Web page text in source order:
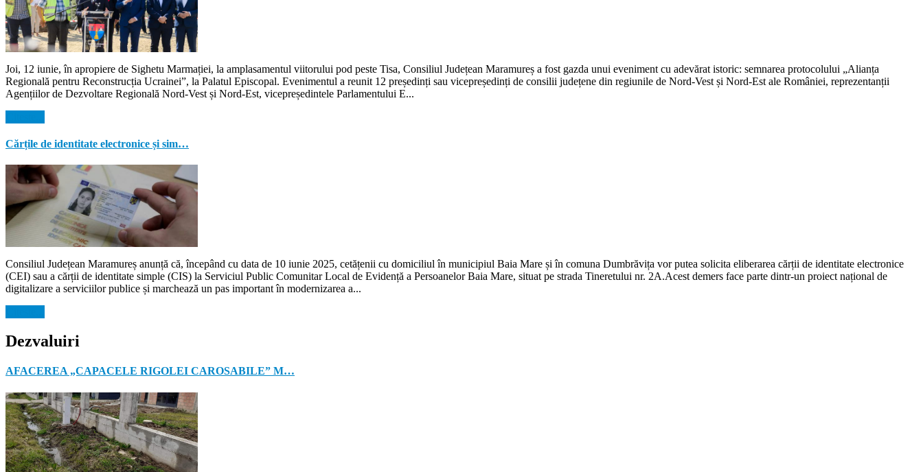
Joi, 12 iunie, în apropiere de Sighetu Marmației, la amplasamentul viitorului pod peste Tisa, Consiliul Județean Maramureș a fost gazda unui eveniment cu adevărat istoric: semnarea protocolului „Alianța
Regională pentru Reconstrucția Ucrainei”, la Palatul Episcopal. Evenimentul a reunit 12 președinți sau vicepreședinți de consilii județene din regiunile de Nord-Vest și Nord-Est ale României, reprezentanții
Agențiilor de Dezvoltare Regională Nord-Vest și Nord-Est, vicepreședintele Parlamentului E...
Cărțile de identitate electronice și sim…
Consiliul Județean Maramureș anunță că, începând cu data de 10 iunie 2025, cetățenii cu domiciliul în municipiul Baia Mare și în comuna Dumbrăvița vor putea solicita eliberarea cărții de identitate electronice
(CEI) sau a cărții de identitate simple (CIS) la Serviciul Public Comunitar Local de Evidență a Persoanelor Baia Mare, situat pe strada Tineretului nr. 2A.Acest demers face parte dintr-un proiect național de
digitalizare a serviciilor publice și marchează un pas important în modernizarea a...
Dezvaluiri
AFACEREA „CAPACELE RIGOLEI CAROSABILE” M…